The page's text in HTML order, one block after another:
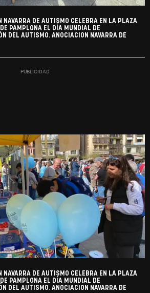
NAVARRA DE AUTISMO CELEBRA EN LA PLAZA
PAMPLONA EL DÍA MUNDIAL DE
DEL AUTISMO. ANOCIACION NAVARRA DE
NAVARRA DE AUTISMO CELEBRA EN LA PLAZA
PAMPLONA EL DÍA MUNDIAL DE
DEL AUTISMO. ANOCIACION NAVARRA DE